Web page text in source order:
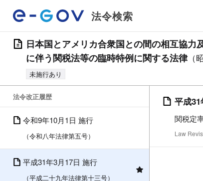
法令検索
日本国とアメリカ合衆国との間の相互協
に伴う関税法等の臨時特例に関する法律（
未施行あり
法令改正履歴
令和9年10月1日 施行
（令和八年法律第五号）
平成31年3月17日 施行
（平成二十九年法律第十三号）
平成
関税定
Law